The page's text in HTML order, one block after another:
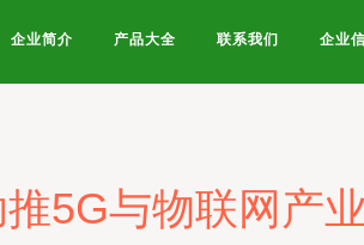
企业简介 产品大全 联系我们 企业
5G与物联网产